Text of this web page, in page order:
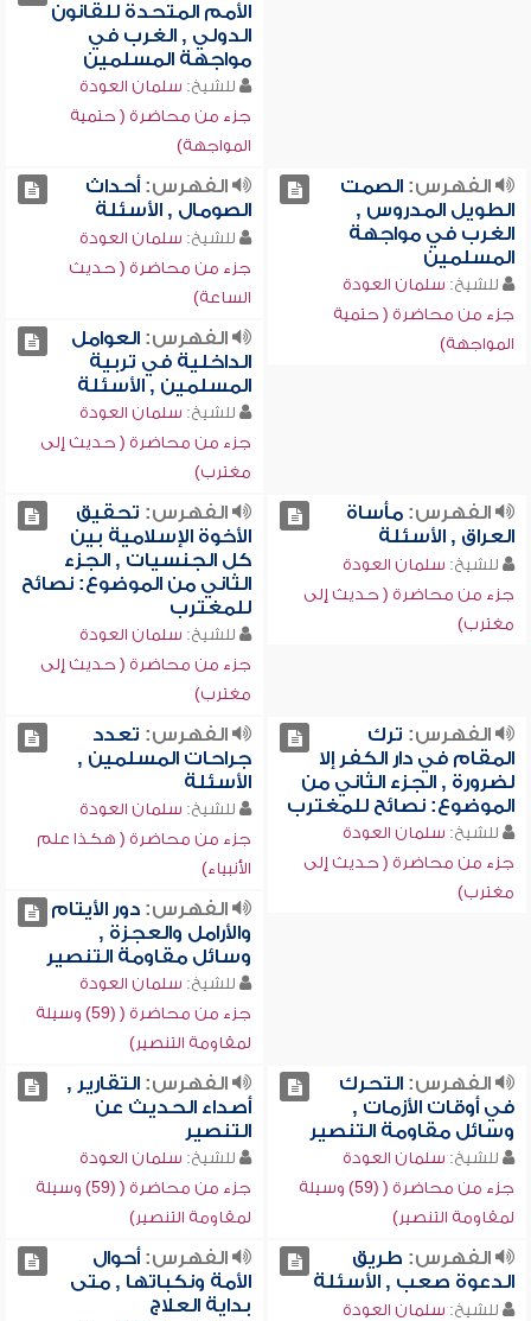
الأمم المتحدة للقانون
الدولي , الغرب في
مواجهة المسلمين
للشيخ: سلمان العودة
جزء من محاضرة ( حتمية
المواجهة)
الفهرس:الصمت
الطويل المدروس ,
الغرب في مواجهة
المسلمين
للشيخ: سلمان العودة
جزء من محاضرة ( حتمية
المواجهة)
الفهرس:أحداث
الصومال , الأسئلة
للشيخ: سلمان العودة
جزء من محاضرة ( حديث
الساعة)
الفهرس:العوامل
الداخلية في تربية
المسلمين , الأسئلة
للشيخ: سلمان العودة
جزء من محاضرة ( حديث إلى
مغترب)
الفهرس:مأساة
العراق , الأسئلة
للشيخ: سلمان العودة
جزء من محاضرة ( حديث إلى
مغترب)
الفهرس: تحقيق
الأخوة الإسلامية بين
كل الجنسيات , الجزء
الثاني من الموضوع: نصائح
للمغترب
للشيخ: سلمان العودة
جزء من محاضرة ( حديث إلى
مغترب)
الفهرس: ترك
المقام في دار الكفر إلا
لضرورة , الجزء الثاني من
الموضوع: نصائح للمغترب
للشيخ: سلمان العودة
جزء من محاضرة ( حديث إلى
مغترب)
الفهرس: تعدد
جراحات المسلمين ,
الأسئلة
للشيخ: سلمان العودة
جزء من محاضرة ( هكذا علم
الأنبياء)
الفهرس:دور الأيتام
والأرامل والعجزة ,
وسائل مقاومة التنصير
للشيخ: سلمان العودة
جزء من محاضرة ( (59) وسيلة
لمقاومة التنصير)
الفهرس:التحرك
في أوقات الأزمات ,
وسائل مقاومة التنصير
للشيخ: سلمان العودة
جزء من محاضرة ( (59) وسيلة
لمقاومة التنصير)
الفهرس:التقارير ,
أصداء الحديث عن
التنصير
للشيخ: سلمان العودة
جزء من محاضرة ( (59) وسيلة
لمقاومة التنصير)
الفهرس: طريق
الدعوة صعب , الأسئلة
للشيخ: سلمان العودة
الفهرس:أحوال
الأمة ونكباتها , متى
بداية العلاج